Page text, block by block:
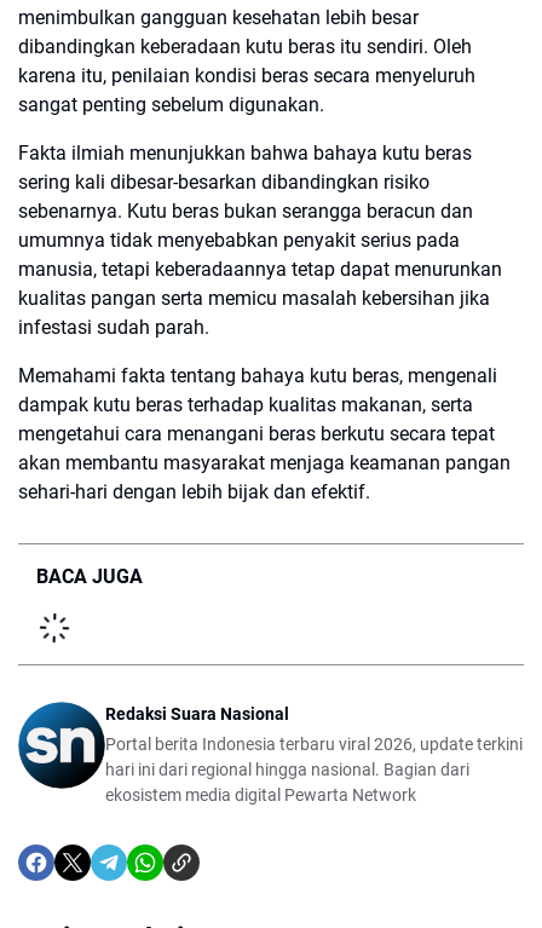
menimbulkan gangguan kesehatan lebih besar
dibandingkan keberadaan kutu beras itu sendiri. Oleh
karena itu, penilaian kondisi beras secara menyeluruh
sangat penting sebelum digunakan.
Fakta ilmiah menunjukkan bahwa bahaya kutu beras
sering kali dibesar-besarkan dibandingkan risiko
sebenarnya. Kutu beras bukan serangga beracun dan
umumnya tidak menyebabkan penyakit serius pada
manusia, tetapi keberadaannya tetap dapat menurunkan
kualitas pangan serta memicu masalah kebersihan jika
infestasi sudah parah.
Memahami fakta tentang bahaya kutu beras, mengenali
dampak kutu beras terhadap kualitas makanan, serta
mengetahui cara menangani beras berkutu secara tepat
akan membantu masyarakat menjaga keamanan pangan
sehari-hari dengan lebih bijak dan efektif.
BACA JUGA
Redaksi Suara Nasional
Portal berita Indonesia terbaru viral 2026, update terkini
hari ini dari regional hingga nasional. Bagian dari
ekosistem media digital Pewarta Network